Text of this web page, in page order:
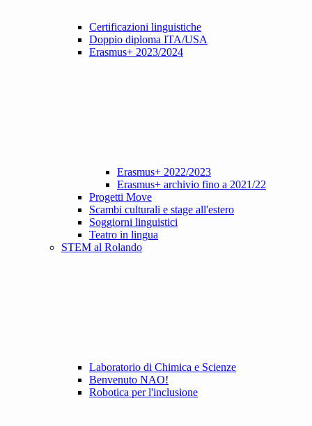
Certificazioni linguistiche
Doppio diploma ITA/USA
Erasmus+ 2023/2024
Erasmus+ 2022/2023
Erasmus+ archivio fino a 2021/22
Progetti Move
Scambi culturali e stage all'estero
Soggiorni linguistici
Teatro in lingua
STEM al Rolando
Laboratorio di Chimica e Scienze
Benvenuto NAO!
Robotica per l'inclusione